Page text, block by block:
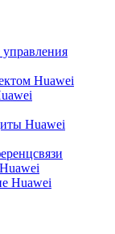
Huawei
Huawei
Huawei